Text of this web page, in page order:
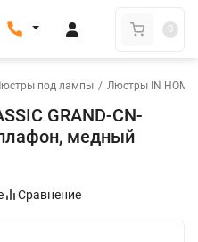
0
под лампы / Люстры IN HOME
GRAND-CN-
медный
Сравнение